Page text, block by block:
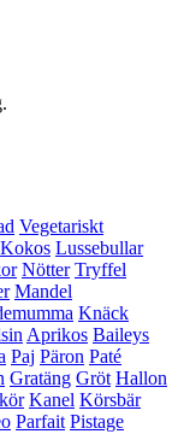
Vegetariskt
Kokos Lussebullar
Nötter Tryffel
Mandel
Knäck
Aprikos Baileys
Paj Päron Paté
Gratäng Gröt Hallon
Kanel Körsbär
Parfait Pistage